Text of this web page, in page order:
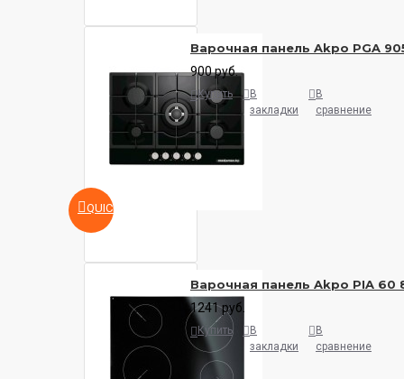
QUICKVIEW
Варочная панель Akpo PGA
900 руб.
Купить
В
закладки
В
сравнение
Варочная панель Akpo PIA 60
1241 руб.
Купить
В
закладки
В
сравнение